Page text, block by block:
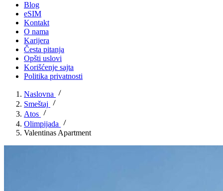
Blog
eSIM
Kontakt
O nama
Karijera
Česta pitanja
Opšti uslovi
Korišćenje sajta
Politika privatnosti
Naslovna
Smeštaj
Atos
Olimpijada
Valentinas Apartment